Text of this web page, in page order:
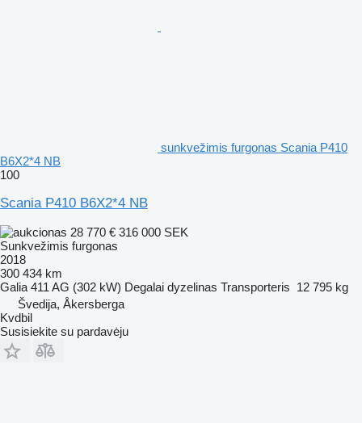
sunkvežimis furgonas Scania P410
B6X2*4 NB
100
Scania P410 B6X2*4 NB
28 770 € 316 000 SEK
Sunkvežimis furgonas
2018
300 434 km
Galia 411 AG (302 kW) Degalai dyzelinas Transporteris 12 795 kg
Švedija, Åkersberga
Kvdbil
Susisiekite su pardavėju